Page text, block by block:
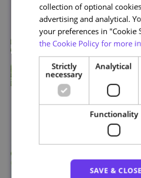
collection of optional
advertising and analytical.
your preferences in "Cookie
the Cookie Policy for more
Strictly
necessary
Analytical
Functionality
SAVE & CLOSE